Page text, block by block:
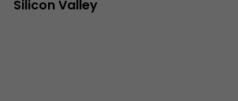
Silicon Valley